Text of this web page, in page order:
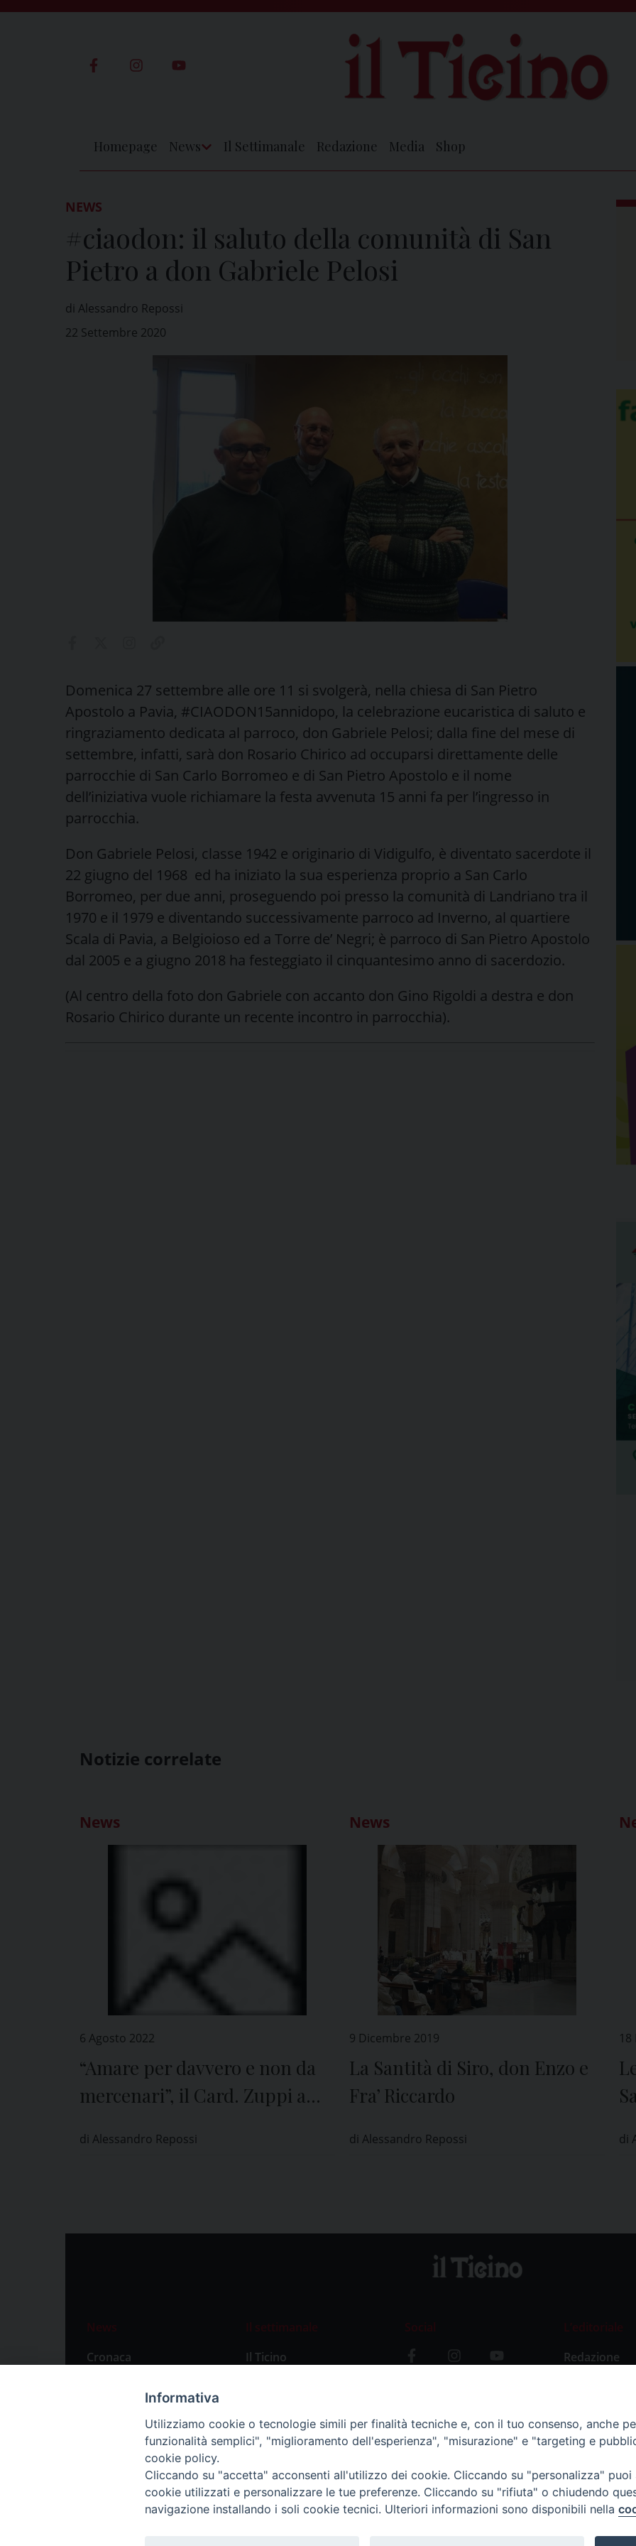
Homepage News Il Settimanale Redazione Media Shop
NEWS
#ciaodon: il saluto della comunità di San
Pietro a don Gabriele Pelosi
di Alessandro Repossi
22 Settembre 2020
Domenica 27 settembre alle ore 11 si svolgerà, nella chiesa di San Pietro
Apostolo a Pavia, #CIAODON15annidopo, la celebrazione eucaristica di saluto e
ringraziamento dedicata al parroco, don Gabriele Pelosi; dalla fine del mese di
settembre, infatti, sarà don Rosario Chirico ad occuparsi direttamente delle
parrocchie di San Carlo Borromeo e di San Pietro Apostolo e il nome
dell’iniziativa vuole richiamare la festa avvenuta 15 anni fa per l’ingresso in
parrocchia.
Don Gabriele Pelosi, classe 1942 e originario di Vidigulfo, è diventato sacerdote il
22 giugno del 1968 ed ha iniziato la sua esperienza proprio a San Carlo
Borromeo, per due anni, proseguendo poi presso la comunità di Landriano tra il
1970 e il 1979 e diventando successivamente parroco ad Inverno, al quartiere
Scala di Pavia, a Belgioioso ed a Torre de’ Negri; è parroco di San Pietro Apostolo
dal 2005 e a giugno 2018 ha festeggiato il cinquantesimo anno di sacerdozio.
(Al centro della foto don Gabriele con accanto don Gino Rigoldi a destra e don
Rosario Chirico durante un recente incontro in parrocchia).
Notizie correlate
News
6 Agosto 2022
“Amare per davvero e non da
mercenari”, il Card. Zuppi a
di Alessandro Repossi
News
9 Dicembre 2019
La Santità di Siro, don Enzo e
Fra’ Riccardo
di Alessandro Repossi di
News
Cronaca
Primo Piano
Il settimanale
Il Ticino
Social
L’editoriale
Redazione
Informativa
Utilizziamo cookie o tecnologie simili per finalità tecniche e, con il tuo consenso, anche
funzionalità semplici", "miglioramento dell'esperienza", "misurazione" e "targeting e
cookie policy.
Cliccando su "accetta" acconsenti all'utilizzo dei cookie. Cliccando su "personalizza"
cookie utilizzati e personalizzare le tue preferenze. Cliccando su "rifiuta" o chiudendo
navigazione installando i soli cookie tecnici. Ulteriori informazioni sono disponibili nella